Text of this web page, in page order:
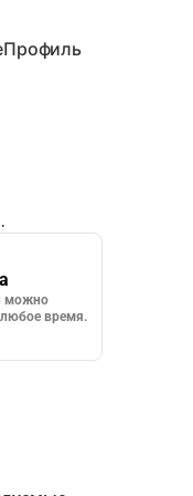
Профиль
можно
любое время.